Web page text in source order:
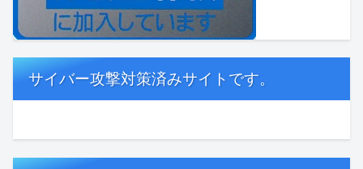
サイバー攻撃対策済みサイトです。